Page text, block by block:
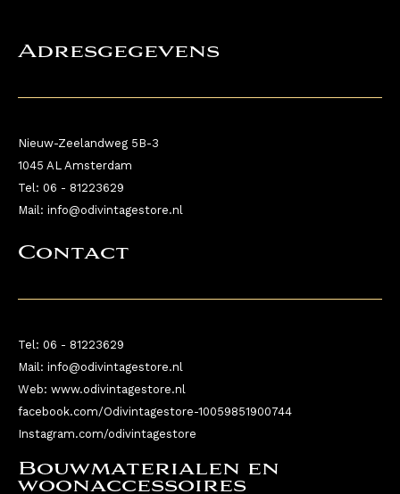
Adresgegevens
Nieuw-Zeelandweg 5B-3
1045 AL Amsterdam
Tel: 06 - 81223629
Mail: info@odivintagestore.nl
Contact
Tel: 06 - 81223629
Mail: info@odivintagestore.nl
Web: www.odivintagestore.nl
facebook.com/Odivintagestore-10059851900744
Instagram.com/odivintagestore
Bouwmaterialen en
woonaccessoires ​